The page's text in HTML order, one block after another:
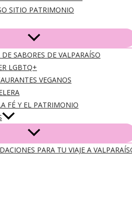
SITIO PATRIMONIO
SABORES DE VALPARAÍSO
LGBTQ+
VEGANOS
FÉ Y EL PATRIMONIO
PARA TU VIAJE A